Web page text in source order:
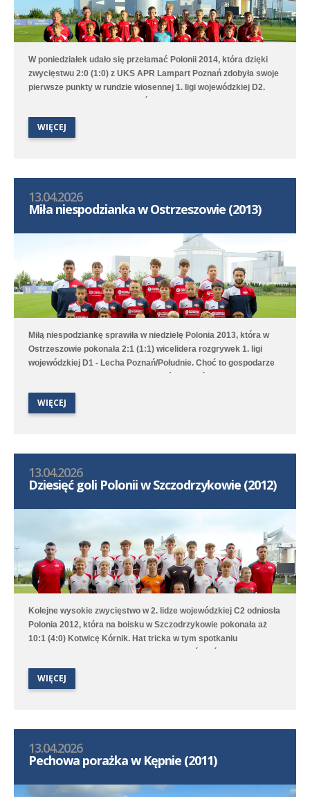
W poniedziałek udało się przełamać Polonii 2014, która dzięki
zwycięstwu 2:0 (1:0) z UKS APR Lampart Poznań zdobyła swoje
pierwsze punkty w rundzie wiosennej 1. ligi wojewódzkiej D2.
Bramki na wagę trzech punktów strzelili Witold Artomski i Karol
Lechem Poznań/Dominowo-Krzykosy.
WIĘCEJ
13.04.2026
Miła niespodzianka w Ostrzeszowie (2013)
Miłą niespodziankę sprawiła w niedzielę Polonia 2013, która w
Ostrzeszowie pokonała 2:1 (1:1) wicelidera rozgrywek 1. ligi
wojewódzkiej D1 - Lecha Poznań/Południe. Choć to gospodarze
pierwsi objęli prowadzenie to Poloniści odwrócili losy meczu za
zespół przegrał na wyjeździe 1:3 (1:1) z Clescevią Kleszczewo, a
gola dla Polonii strzelił Bruno Obiegły.
WIĘCEJ
13.04.2026
Dziesięć goli Polonii w Szczodrzykowie (2012)
Kolejne wysokie zwycięstwo w 2. lidze wojewódzkiej C2 odniosła
Polonia 2012, która na boisku w Szczodrzykowie pokonała aż
10:1 (4:0) Kotwicę Kórnik. Hat tricka w tym spotkaniu
skompletował Karol Marciniak. Drugi zespół, który rywalizuje w
WIĘCEJ
13.04.2026
Pechowa porażka w Kępnie (2011)